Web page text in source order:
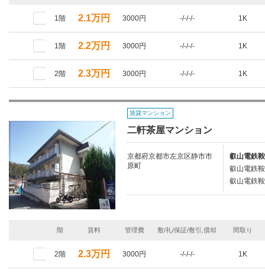
1階 2.1万円 3000円 -/-/-/- 1K
1階 2.2万円 3000円 -/-/-/- 1K
2階 2.3万円 3000円 -/-/-/- 1K
賃貸マンション
二軒茶屋マンション
京都府京都市左京区静市市
原町
叡山電鉄
叡山電鉄
叡山電鉄
階 賃料 管理費 敷/礼/保証/敷引,償却 間取り
2階 2.3万円 3000円 -/-/-/- 1K